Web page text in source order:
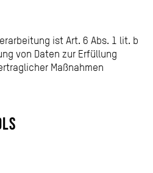
ist Art. 6 Abs. 1 lit. b
von Daten zur Erfüllung
Maßnahmen